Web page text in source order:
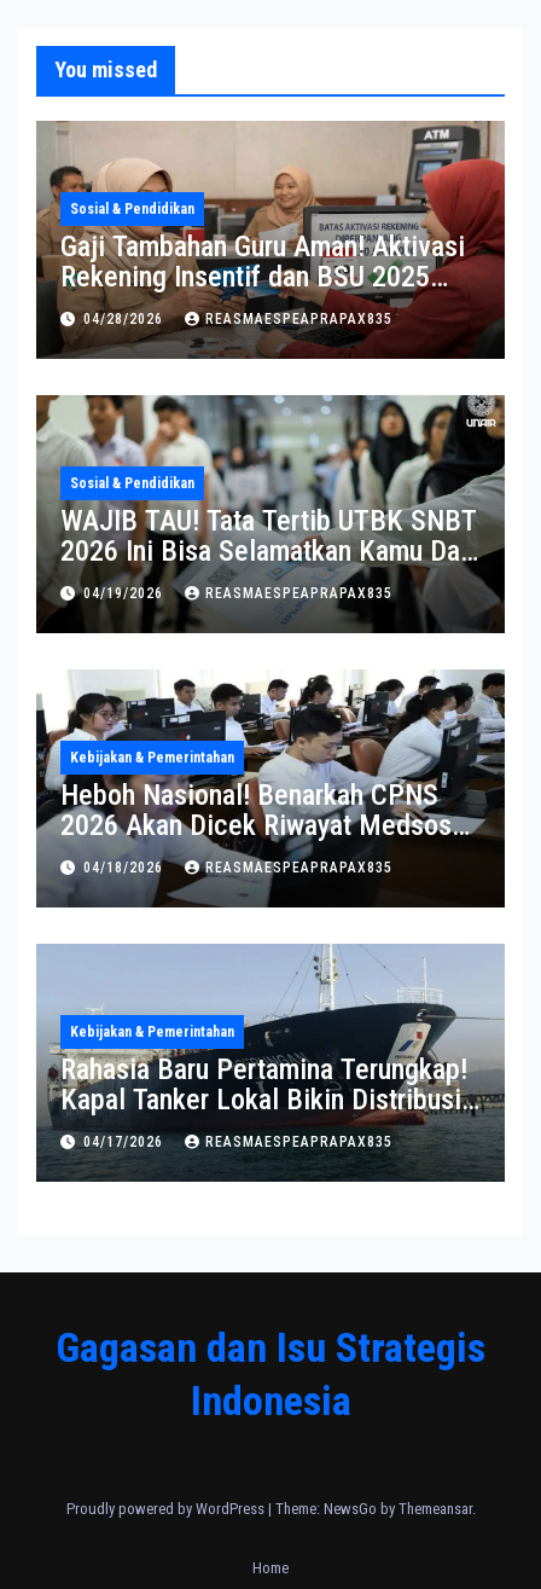
You missed
Sosial & Pendidikan
Gaji Tambahan Guru Aman! Aktivasi
Rekening Insentif dan BSU 2025
Diperpanjang
04/28/2026 REASMAESPEAPRAPAX835
Sosial & Pendidikan
WAJIB TAU! Tata Tertib UTBK SNBT
2026 Ini Bisa Selamatkan Kamu Dari
Diskualifikasi
04/19/2026 REASMAESPEAPRAPAX835
Kebijakan & Pemerintahan
Heboh Nasional! Benarkah CPNS
2026 Akan Dicek Riwayat Medsos?
Pernyataan BKN Bikin Heboh
04/18/2026 REASMAESPEAPRAPAX835
Kebijakan & Pemerintahan
Rahasia Baru Pertamina Terungkap!
Kapal Tanker Lokal Bikin Distribusi
RI Makin Kuat
04/17/2026 REASMAESPEAPRAPAX835
Gagasan dan Isu Strategis
Indonesia
Proudly powered by WordPress | Theme: NewsGo by Themeansar.
Home